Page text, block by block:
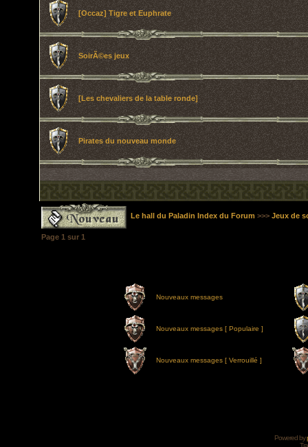
[Occaz] Tigre et Euphrate
SoirÃ©es jeux
[Les chevaliers de la table ronde]
Pirates du nouveau monde
Le hall du Paladin Index du Forum >>> Jeux de
Page 1 sur 1
Nouveaux messages
Nouveaux messages [ Populaire ]
Nouveaux messages [ Verrouillé ]
Powered by